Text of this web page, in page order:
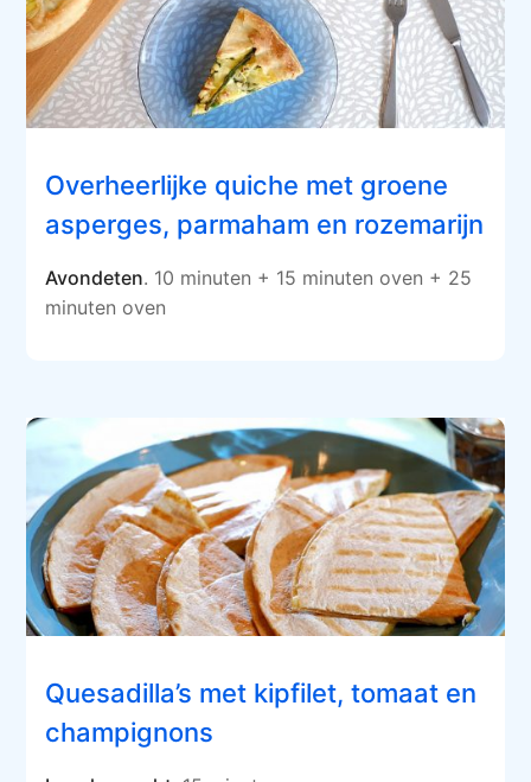
Overheerlijke quiche met groene
asperges, parmaham en rozemarijn
Avondeten. 10 minuten + 15 minuten oven + 25
minuten oven
Quesadilla’s met kipfilet, tomaat en
champignons